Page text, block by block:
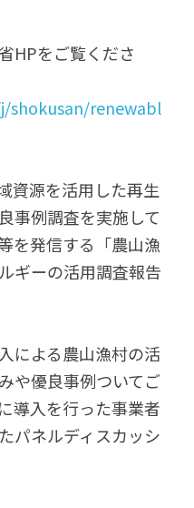
HPをご覧くださ
shokusan/renewabl
資源を活用した再生
事例調査を実施して
を発信する「農山漁
ギーの活用調査報告
による農山漁村の活
や優良事例ついてご
導入を行った事業者
パネルディスカッシ